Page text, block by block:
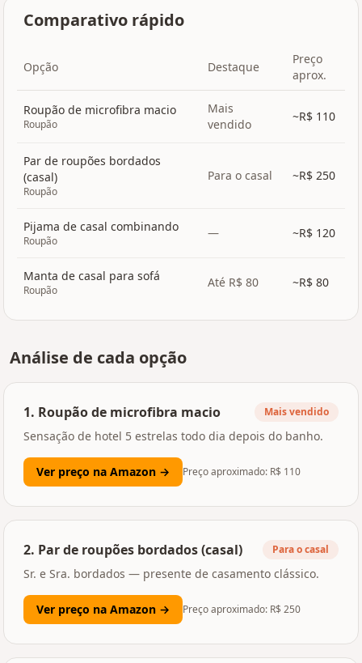
Comparativo rápido
Opção Destaque
Preço
aprox.
Roupão de microfibra macio
Roupão
Mais
vendido
~R$ 110
Par de roupões bordados
(casal)
Roupão
Para o casal ~R$ 250
Pijama de casal combinando
Roupão
— ~R$ 120
Manta de casal para sofá
Roupão
Até R$ 80 ~R$ 80
Análise de cada opção
1. Roupão de microfibra macio Mais vendido
Sensação de hotel 5 estrelas todo dia depois do banho.
Ver preço na Amazon → Preço aproximado: R$ 110
2. Par de roupões bordados (casal) Para o casal
Sr. e Sra. bordados — presente de casamento clássico.
Ver preço na Amazon → Preço aproximado: R$ 250